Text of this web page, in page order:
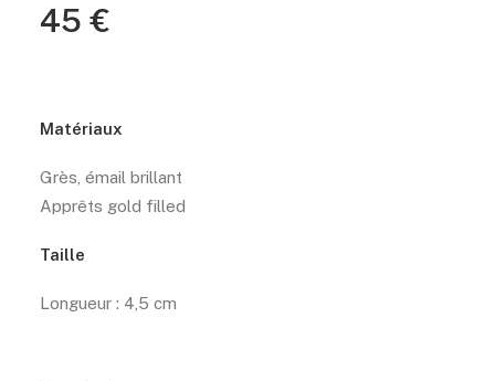
45 €
Matériaux
Grès, émail brillant
Apprêts gold filled
Taille
Longueur : 4,5 cm